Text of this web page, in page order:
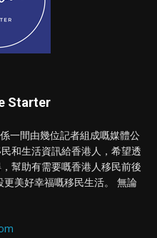
Starter
一間由幾位記者組成嘅媒體公
和生活資訊給香港人，希望透
幫助有需要嘅香港人移民前後
美好幸福嘅移民生活。 無論